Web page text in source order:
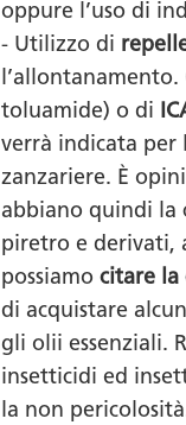
oppure l’uso di
- Utilizzo di
toluamide) o di
verrà indicata per
zanzariere. È
abbiano quindi la
piretro e derivati,
possiamocitare la
di acquistare
gli olii essenziali.
insetticidi ed
la non